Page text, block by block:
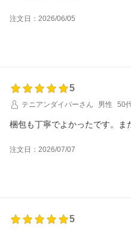
注文日：2026/06/05
5
テニアンダイバーさん
男性 50
梱包も丁寧でよかったです。ま
注文日：2026/07/07
5